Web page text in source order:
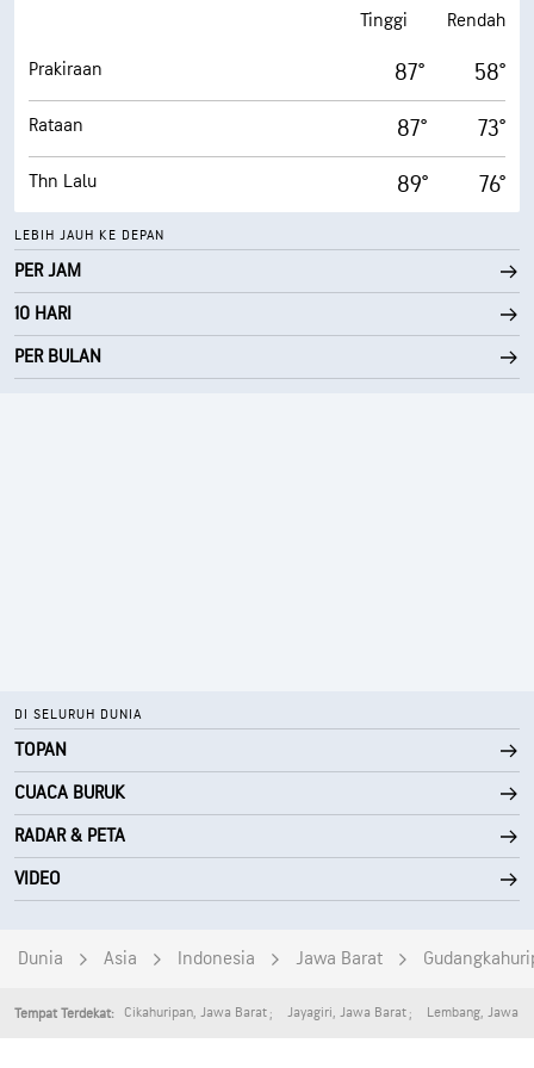
Tinggi Rendah
Prakiraan 87° 58°
Rataan 87° 73°
Thn Lalu 89° 76°
LEBIH JAUH KE DEPAN
PER JAM
10 HARI
PER BULAN
DI SELURUH DUNIA
TOPAN
CUACA BURUK
RADAR & PETA
VIDEO
Dunia Asia Indonesia Jawa Barat
Tempat Terdekat: Cikahuripan, Jawa Barat Jayagiri, Jawa Barat Lembang, Jawa